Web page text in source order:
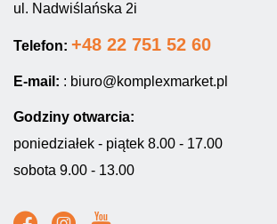
ul. Nadwiślańska 2i
Telefon: +48 22 751 52 60
E-mail: : biuro@komplexmarket.pl
Godziny otwarcia:
poniedziałek - piątek 8.00 - 17.00
sobota 9.00 - 13.00